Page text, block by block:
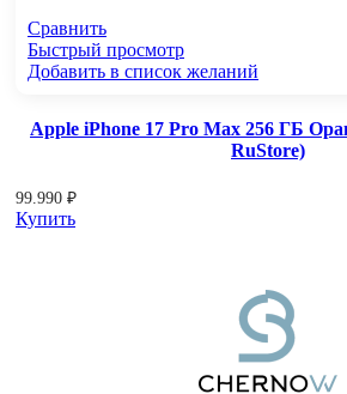
Сравнить
Быстрый просмотр
Добавить в список желаний
Apple iPhone 17 Pro Max 256 ГБ
RuStore)
99.990 ₽
Купить